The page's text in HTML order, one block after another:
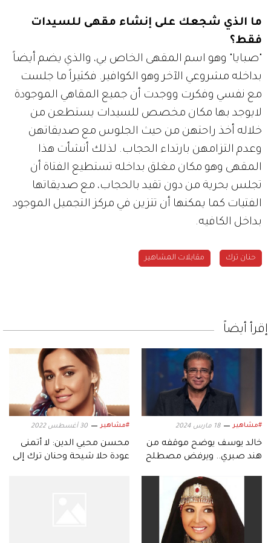
ما الذي شجعك على إنشاء مقهى للسيدات
فقط؟
"صبايا" وهو اسم المقهى الخاص بي، والذي يضم أيضاً
بداخله مشروعي الآخر وهو الكوافير. فكثيراً ما جلست
مع نفسي وفكرت ووجدت أن جميع المقاهي الموجودة
لايوجد بها مكان مخصص للسيدات يستطعن من
خلاله أخذ راحتهن من حيث الجلوس مع صديقاتهن
وعدم التزامهن بارتداء الحجاب. لذلك أنشأت هذا
المقهى وهو مكان مغلق بداخله تستطيع الفتاة أن
تجلس بحرية من دون تقيد بالحجاب، مع صديقاتها
الفتيات كما يمكنها أن تتزين في مركز التجميل الموجود
بداخل الكافيه.
حنان ترك مقابلات المشاهير
إقرأ أيضاً
#مشاهير 18 مارس 2024
خالد يوسف يوضح موقفه من
هند صبري.. ويرفض مصطلح
#مشاهير 30 أغسطس 2022
محسن محيي الدين: لا أتمنى
عودة حلا شيحة وحنان ترك إلى